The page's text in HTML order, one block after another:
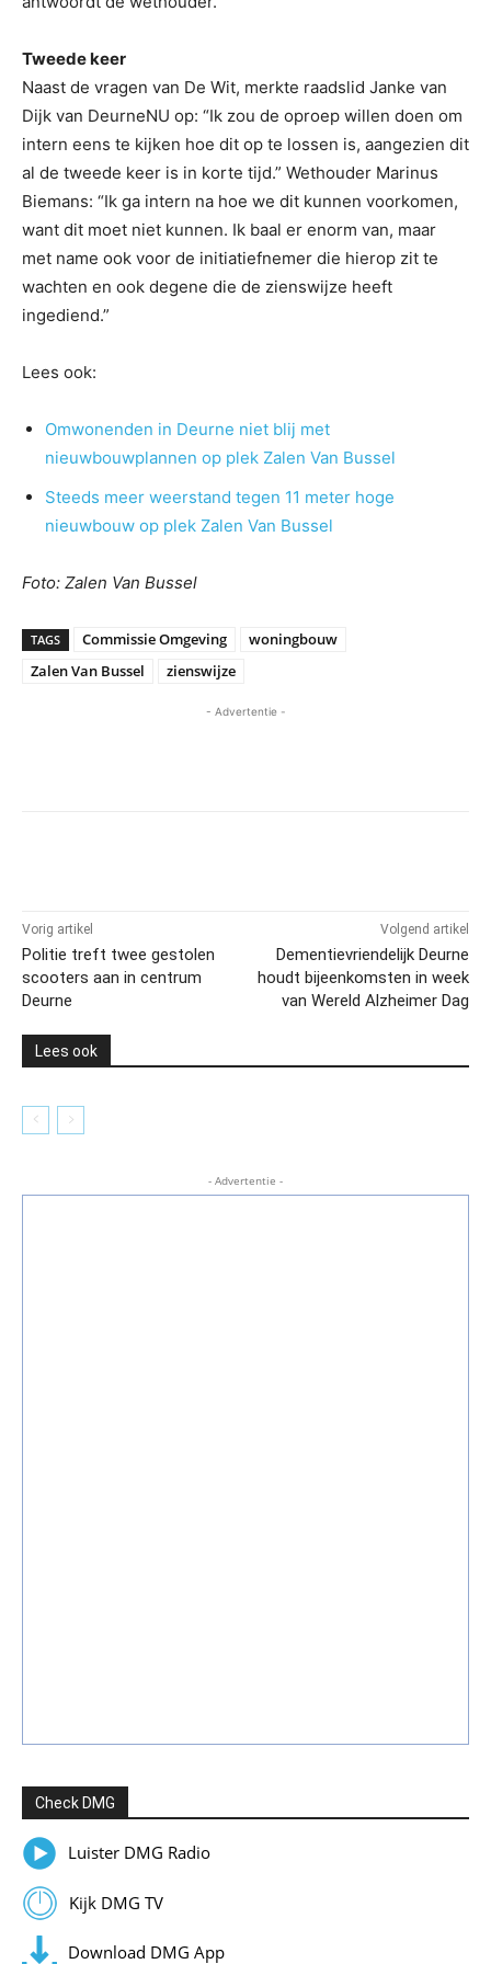
Tweede keer
Naast de vragen van De Wit, merkte raadslid Janke van
Dijk van DeurneNU op: “Ik zou de oproep willen doen om
intern eens te kijken hoe dit op te lossen is, aangezien dit
al de tweede keer is in korte tijd.” Wethouder Marinus
Biemans: “Ik ga intern na hoe we dit kunnen voorkomen,
want dit moet niet kunnen. Ik baal er enorm van, maar
met name ook voor de initiatiefnemer die hierop zit te
wachten en ook degene die de zienswijze heeft
ingediend.”
Lees ook:
Omwonenden in Deurne niet blij met
nieuwbouwplannen op plek Zalen Van Bussel
Steeds meer weerstand tegen 11 meter hoge
nieuwbouw op plek Zalen Van Bussel
Foto: Zalen Van Bussel
TAGS Commissie Omgeving
woningbouw
Zalen Van Bussel
zienswijze
- Advertentie -
Vorig artikel
Politie treft twee gestolen
scooters aan in centrum
Deurne
Volgend artikel
Dementievriendelijk Deurne
houdt bijeenkomsten in week
van Wereld Alzheimer Dag
Lees ook
- Advertentie -
Check DMG
Luister DMG Radio
Kijk DMG TV
Download DMG App